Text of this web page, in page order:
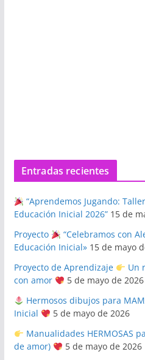
Entradas recientes
“Aprendemos Jugando:
Educación Inicial 2026” 15 de
Proyecto
“Celebramos con
Educación Inicial» 15 de mayo
Proyecto de Aprendizaje
Un
con amor
5 de mayo de 2026
Hermosos dibujos para
Inicial
5 de mayo de 2026
Manualidades HERMOSAS
de amor)
5 de mayo de 2026